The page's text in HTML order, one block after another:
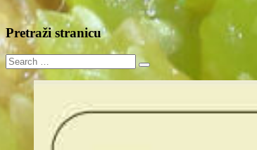
Pretraži stranicu
Search
for: